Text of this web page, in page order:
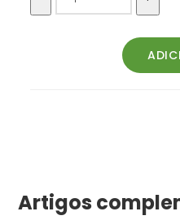
Artigos